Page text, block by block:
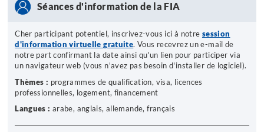
Séances d'information de la FIA
Cher participant potentiel, inscrivez-vous ici à notre session
d'information virtuelle gratuite. Vous recevrez un e-mail de
notre part confirmant la date ainsi qu'un lien pour participer via
un navigateur web (vous n'avez pas besoin d'installer de logiciel).
Thèmes : programmes de qualification, visa, licences
professionnelles, logement, financement
Langues : arabe, anglais, allemande, français